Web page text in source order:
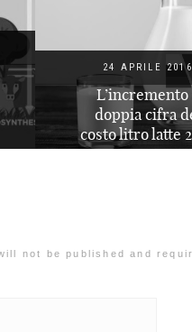
I ruolo dei
combustibili
nello
dell’Umanità
not be published and